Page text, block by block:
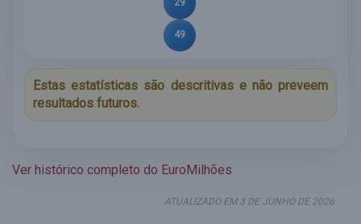
29
49
Estas estatísticas são descritivas e não preveem
resultados futuros.
Ver histórico completo do EuroMilhões
ATUALIZADO EM 3 DE JUNHO DE 2026.